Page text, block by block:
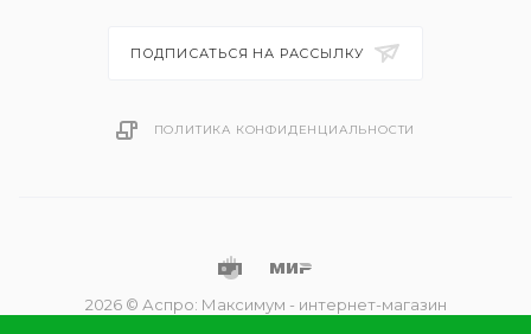
ПОДПИСАТЬСЯ НА РАССЫЛКУ
ПОЛИТИКА КОНФИДЕНЦИАЛЬНОСТИ
2026 © Аспро: Максимум - интернет-магазин